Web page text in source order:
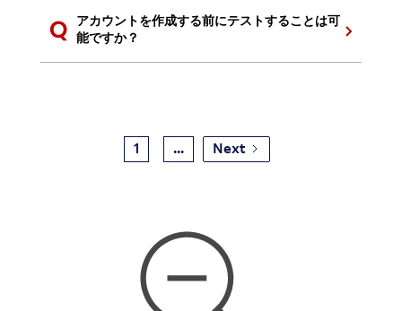
アカウントを作成する前にテストすることは可
能ですか？
1 ... Next